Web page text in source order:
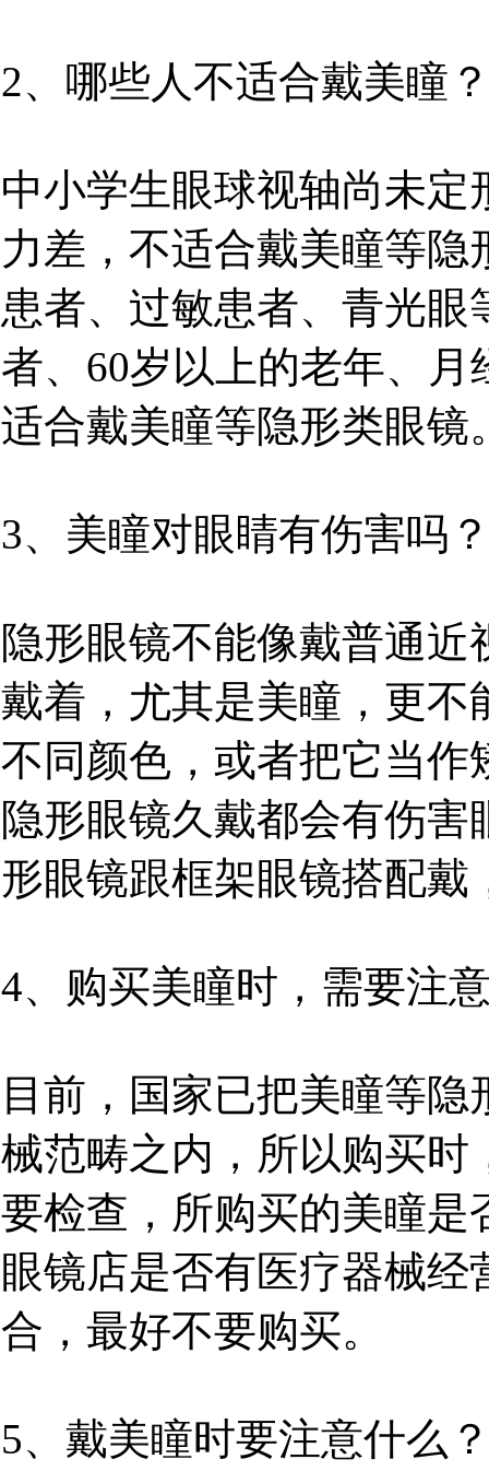
2、哪些人不适合戴美瞳
中小学生眼球视轴尚未
力差，不适合戴美瞳等
患者、过敏患者、青光
者、60岁以上的老年、
适合戴美瞳等隐形类眼镜
3、美瞳对眼睛有伤害吗
隐形眼镜不能像戴普通
戴着，尤其是美瞳，更
不同颜色，或者把它当
隐形眼镜久戴都会有伤
形眼镜跟框架眼镜搭配戴
4、购买美瞳时，需要注
目前，国家已把美瞳等
械范畴之内，所以购买
要检查，所购买的美瞳
眼镜店是否有医疗器械
合，最好不要购买。
5、戴美瞳时要注意什么